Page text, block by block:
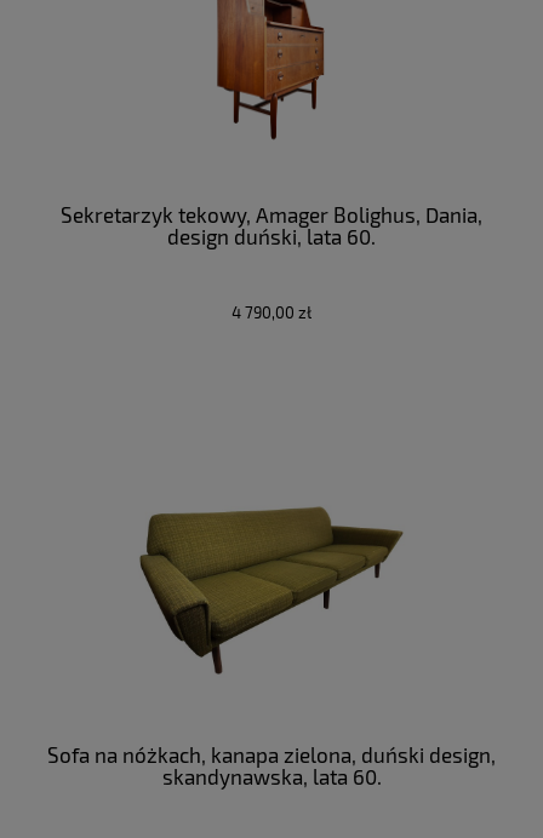
Sekretarzyk tekowy, Amager Bolighus, Dania,
design duński, lata 60.
4 790,00 zł
Sofa na nóżkach, kanapa zielona, duński design,
skandynawska, lata 60.